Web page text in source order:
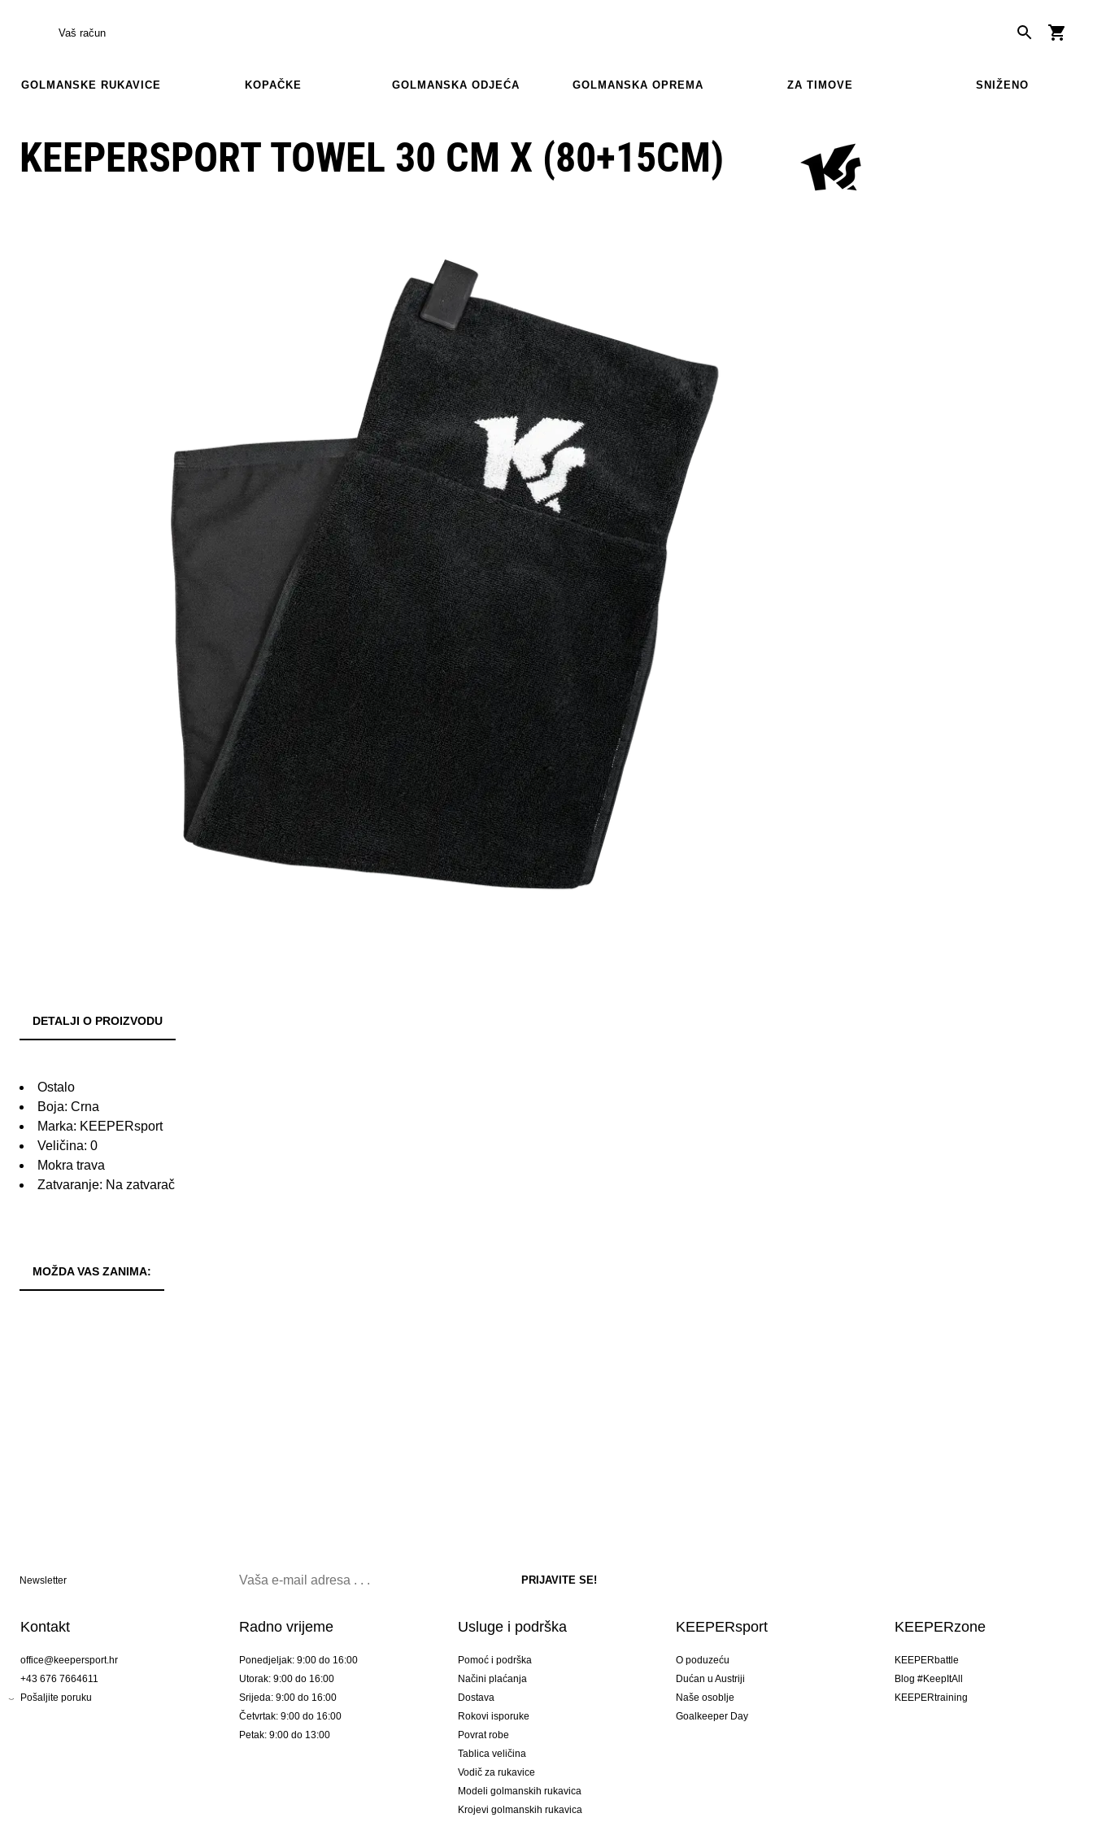
Vaš račun
GOLMANSKE RUKAVICE KOPAČKE GOLMANSKA ODJEĆA GOLMANSKA OPREMA ZA TIMOVE SNIŽENO
KEEPERSPORT TOWEL 30 CM X (80+15CM)
DETALJI O PROIZVODU
Ostalo
Boja: Crna
Marka: KEEPERsport
Veličina: 0
Mokra trava
Zatvaranje: Na zatvarač
MOŽDA VAS ZANIMA:
Newsletter
Kontakt
office@keepersport.hr
+43 676 7664611
Pošaljite poruku
Radno vrijeme
Ponedjeljak: 9:00 do 16:00
Utorak: 9:00 do 16:00
Srijeda: 9:00 do 16:00
Četvrtak: 9:00 do 16:00
Petak: 9:00 do 13:00
Usluge i podrška
Pomoć i podrška
Načini plaćanja
Dostava
Rokovi isporuke
Povrat robe
Tablica veličina
Vodič za rukavice
Modeli golmanskih rukavica
Krojevi golmanskih rukavica
KEEPERsport
O poduzeću
Dućan u Austriji
Naše osoblje
Goalkeeper Day
KEEPERzone
KEEPERbattle
Blog #KeepItAll
KEEPERtraining